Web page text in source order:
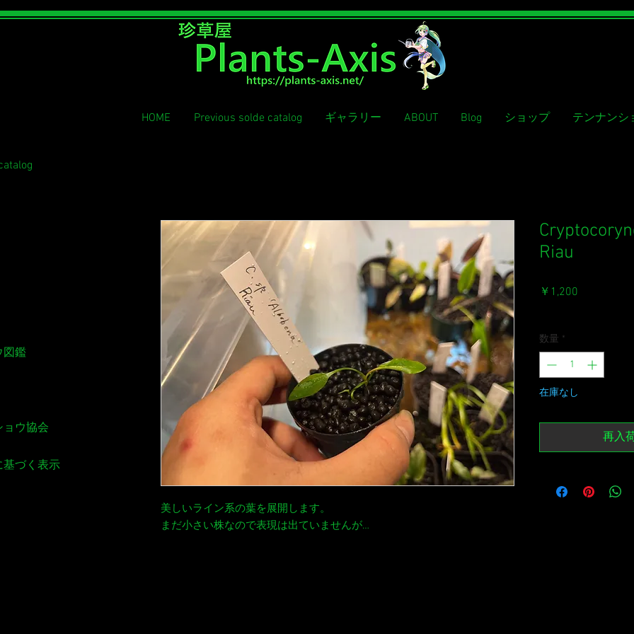
​珍草屋
美しいライン系の葉を展開します。
まだ小さい株なので表現は出ていませんが…
Riau
￥1,200
数量 *
在庫なし
再入
図鑑
ウ協会
基づく表示
HOME Previous solde catalog ギャラリー ABOUT Blog ショップ テンナンシ